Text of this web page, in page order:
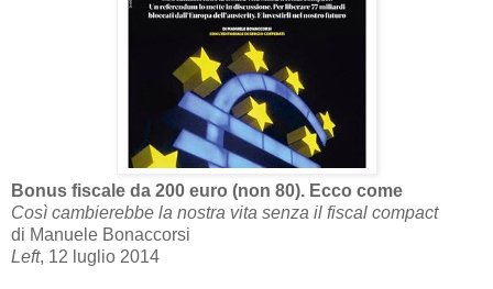
Bonus fiscale da 200 euro (non 80). Ecco come
Così cambierebbe la nostra vita senza il fiscal compact
di Manuele Bonaccorsi
Left, 12 luglio 2014